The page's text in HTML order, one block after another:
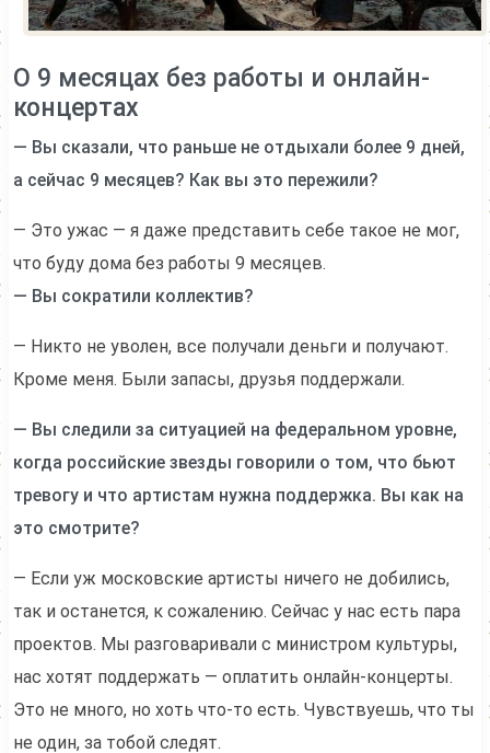
О 9 месяцах без работы и онлайн-
концертах
— Вы сказали, что раньше не отдыхали более 9 дней,
а сейчас 9 месяцев? Как вы это пережили?
— Это ужас — я даже представить себе такое не мог,
что буду дома без работы 9 месяцев.
— Вы сократили коллектив?
— Никто не уволен, все получали деньги и получают.
Кроме меня. Были запасы, друзья поддержали.
— Вы следили за ситуацией на федеральном уровне,
когда российские звезды говорили о том, что бьют
тревогу и что артистам нужна поддержка. Вы как на
это смотрите?
— Если уж московские артисты ничего не добились,
так и останется, к сожалению. Сейчас у нас есть пара
проектов. Мы разговаривали с министром культуры,
нас хотят поддержать — оплатить онлайн-концерты.
Это не много, но хоть что-то есть. Чувствуешь, что ты
не один, за тобой следят.